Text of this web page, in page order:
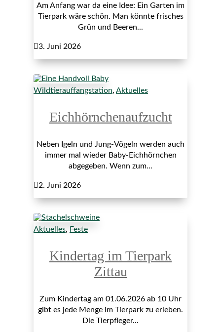
Am Anfang war da eine Idee: Ein Garten im
Tierpark wäre schön. Man könnte frisches
Grün und Beeren...
3. Juni 2026
Wildtierauffangstation, Aktuelles
Eichhörnchenaufzucht
Neben Igeln und Jung-Vögeln werden auch
immer mal wieder Baby-Eichhörnchen
abgegeben. Wenn zum...
2. Juni 2026
Aktuelles, Feste
Kindertag im Tierpark
Zittau
Zum Kindertag am 01.06.2026 ab 10 Uhr
gibt es jede Menge im Tierpark zu erleben.
Die Tierpfleger...